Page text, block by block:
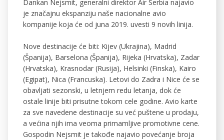
Dankan Nejsmit, generalni direktor Air Serbia najavio
je značajnu ekspanziju naše nacionalne avio
kompanije koja će od juna 2019. uvesti 9 novih linija.
Nove destinacije će biti: Kijev (Ukrajina), Madrid
(Španija), Barselona (Španija), Rijeka (Hrvatska), Zadar
(Hrvatska), Krasnodar (Rusija), Helsinki (Finska), Kairo
(Egipat), Nica (Francuska). Letovi do Zadra i Nice će se
obavljati sezonski, u letnjem redu letanja, dok će
ostale linije biti prisutne tokom cele godine. Avio karte
za sve navedene destinacije su već puštene u prodaju,
a većina njih ima veoma primamljive promotivne cene.
Gospodin Nejsmit je takođe najavio povećanje broja